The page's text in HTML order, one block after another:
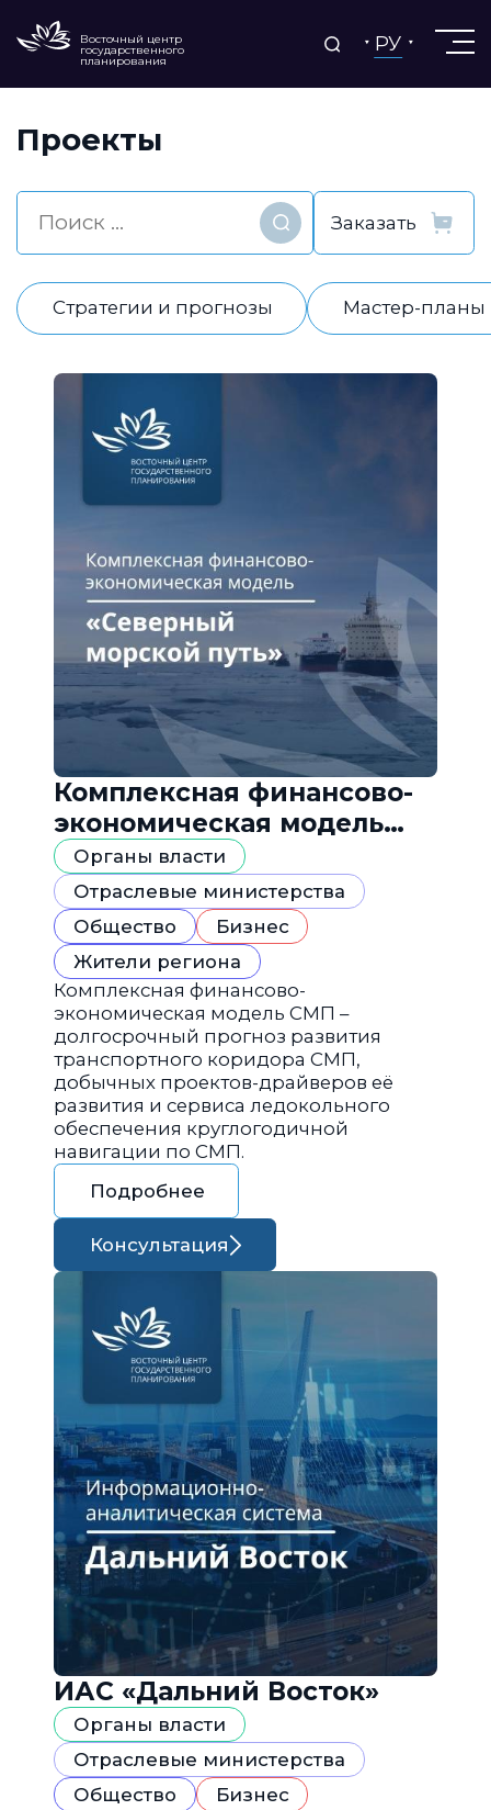
Восточный центр
государственного
планирования
РУ
Проекты
Найти
Стратегии и прогнозы Мастер-планы
Комплексная финансово-
экономическая модель
«Северный морской путь»
Органы власти
Отраслевые министерства
Общество
Бизнес
Жители региона
Комплексная финансово-
экономическая модель СМП –
долгосрочный прогноз развития
транспортного коридора СМП,
добычных проектов-драйверов её
развития и сервиса ледокольного
обеспечения круглогодичной
навигации по СМП.
Подробнее
Консультация
ИАС «Дальний Восток»
Органы власти
Отраслевые министерства
Общество
Бизнес